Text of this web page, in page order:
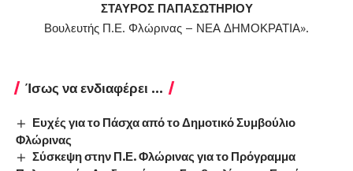
ΣΤΑΥΡΟΣ ΠΑΠΑΣΩΤΗΡΙΟΥ
Βουλευτής Π.Ε. Φλώρινας – ΝΕΑ ΔΗΜΟΚΡΑΤΙΑ».
Ίσως να ενδιαφέρει ...
Ευχές για το Πάσχα από το Δημοτικό Συμβούλιο
Φλώρινας
Σύσκεψη στην Π.Ε. Φλώρινας για το Πρόγραμμα